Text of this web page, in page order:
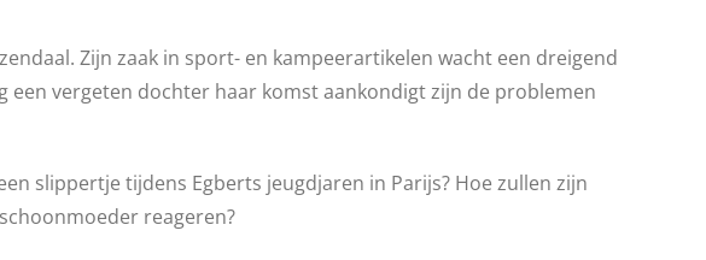
Zijn zaak in sport- en kampeerartikelen wacht een dreigend
een vergeten dochter haar komst aankondigt zijn de problemen
slippertje tijdens Egberts jeugdjaren in Parijs? Hoe zullen zijn
reageren?